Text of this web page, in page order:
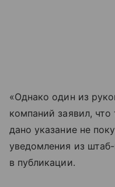
«Однако один из
компаний заявил,
дано указание не
уведомления из
в публикации.